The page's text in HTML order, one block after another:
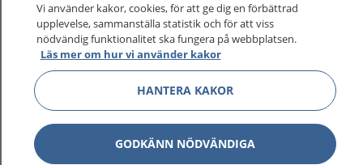
1177–tryggt om din hälsa och vård
På 1177.se får du råd om hälsa och information om
sjukdomar och vilka mottagningar du kan kontakta.
Logga in för att läsa din journal och göra dina
Vi använder kakor, cookies, för att ge dig en förbättrad
upplevelse, sammanställa statistik och för att viss
nödvändig funktionalitet ska fungera på webbplatsen.
Läs mer om hur vi använder kakor
HANTERA KAKOR
GODKÄNN NÖDVÄNDIGA